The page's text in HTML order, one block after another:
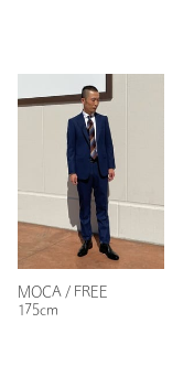
注文キャンセル
タイプ
カテゴリー
サイズ
MOCA / FREE
175cm